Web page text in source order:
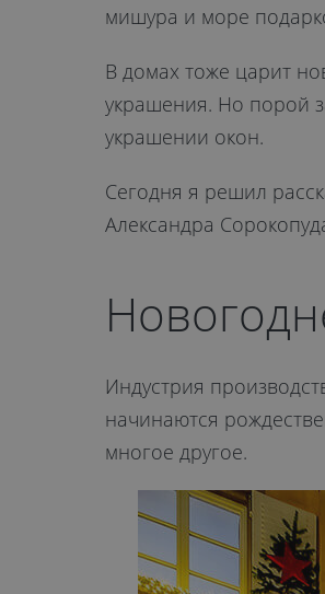
мишура и море
В домах тоже царит
украшения. Но порой
украшении окон.
Сегодня я решил
Александра
Индустрия
начинаются
многое другое.